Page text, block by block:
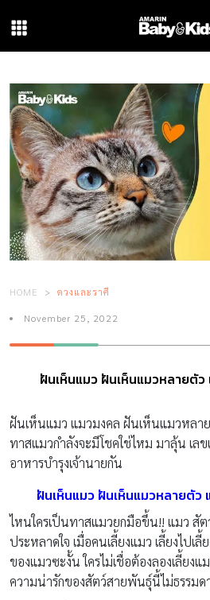
HOME ดวงและราศี
November 25, 2022
ฝันเห็นแมว ฝันเห็นแมวหลายตั
ฝันเห็นแมว แมวมงคล ฝันเห็นแมวหลา
ทาสแมวกำลังจะมีโชคใช่ไหม มาลุ้น เลข
อาหารบำรุงเจ้านายกัน
ฝันเห็นแมว ฝันเห็นแมวหลายตัว
ไหนใครเป็นทาสแมวยกมือขึ้น!! แมว สั
ประหลาดใจ เมื่อคนเลี้ยงแมว เลี้ยงไปเ
ของแมวซะงั้น ใครไม่เชื่อต้องลองเลี้ยง
ความน่ารักของสัตว์สายพันธุ์นี้ไม่ธรรมด